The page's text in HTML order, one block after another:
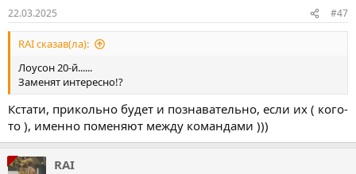
22.03.2025 #47
RAI сказав(ла):
Лоусон 20-й......
Заменят интересно!?
Кстати, прикольно будет и познавательно, если их ( кого-
то ), именно поменяют между командами )))
RAI